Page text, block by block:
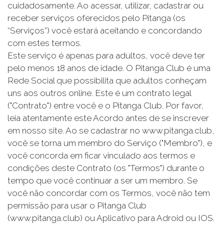
cuidadosamente. Ao acessar, utilizar, cadastrar ou
receber serviços oferecidos pelo Pitanga (os
“Serviços”) você estará aceitando e concordando
com estes termos.
Este serviço é apenas para adultos, você deve ter
pelo menos 18 anos de idade. O Pitanga Club é uma
Rede Social que possibilita que adultos conheçam
uns aos outros online. Este é um contrato legal
("Contrato") entre você e o Pitanga Club. Por favor,
leia atentamente este Acordo antes de se inscrever
em nosso site. Ao se cadastrar no www.pitanga.club,
você se torna um membro do Serviço ("Membro"), e
você concorda em ficar vinculado aos termos e
condições deste Contrato (os "Termos") durante o
tempo que você continuar a ser um membro. Se
você não concordar com os Termos, você não tem
permissão para usar o Pitanga Club
(www.pitanga.club) ou Aplicativo para Adroid ou IOS.